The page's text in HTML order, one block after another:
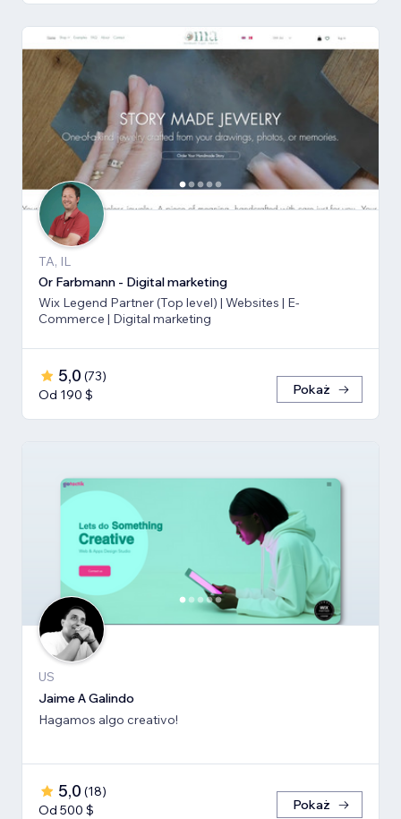
TA, IL
Or Farbmann - Digital marketing
Wix Legend Partner (Top level) | Websites | E-
Commerce | Digital marketing
5,0 (73)
Od 190 $
Pokaż
US
Jaime A Galindo
Hagamos algo creativo!
5,0 (18)
Od 500 $
Pokaż